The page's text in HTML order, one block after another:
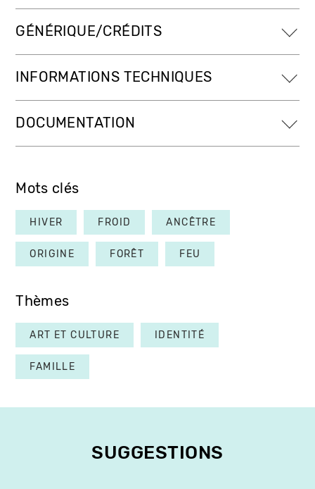
GÉNÉRIQUE/CRÉDITS
INFORMATIONS TECHNIQUES
DOCUMENTATION
Mots clés
HIVER FROID ANCÊTRE
ORIGINE FORÊT FEU
Thèmes
ART ET CULTURE IDENTITÉ
FAMILLE
SUGGESTIONS